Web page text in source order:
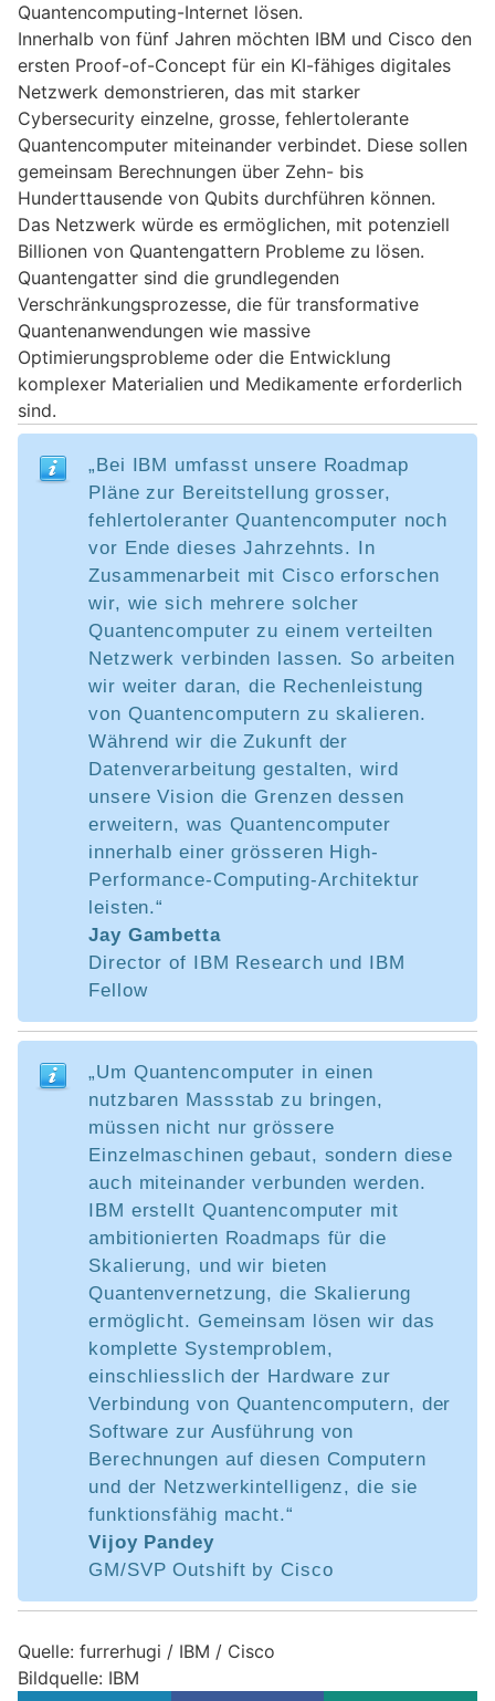
Quantencomputing-Internet lösen.
Innerhalb von fünf Jahren möchten IBM und Cisco den
ersten Proof-of-Concept für ein KI-fähiges digitales
Netzwerk demonstrieren, das mit starker
Cybersecurity einzelne, grosse, fehlertolerante
Quantencomputer miteinander verbindet. Diese sollen
gemeinsam Berechnungen über Zehn- bis
Hunderttausende von Qubits durchführen können.
Das Netzwerk würde es ermöglichen, mit potenziell
Billionen von Quantengattern Probleme zu lösen.
Quantengatter sind die grundlegenden
Verschränkungsprozesse, die für transformative
Quantenanwendungen wie massive
Optimierungsprobleme oder die Entwicklung
komplexer Materialien und Medikamente erforderlich
sind.
„Bei IBM umfasst unsere Roadmap
Pläne zur Bereitstellung grosser,
fehlertoleranter Quantencomputer noch
vor Ende dieses Jahrzehnts. In
Zusammenarbeit mit Cisco erforschen
wir, wie sich mehrere solcher
Quantencomputer zu einem verteilten
Netzwerk verbinden lassen. So arbeiten
wir weiter daran, die Rechenleistung
von Quantencomputern zu skalieren.
Während wir die Zukunft der
Datenverarbeitung gestalten, wird
unsere Vision die Grenzen dessen
erweitern, was Quantencomputer
innerhalb einer grösseren High-
Performance-Computing-Architektur
leisten.“
Jay Gambetta
Director of IBM Research und IBM
Fellow
„Um Quantencomputer in einen
nutzbaren Massstab zu bringen,
müssen nicht nur grössere
Einzelmaschinen gebaut, sondern diese
auch miteinander verbunden werden.
IBM erstellt Quantencomputer mit
ambitionierten Roadmaps für die
Skalierung, und wir bieten
Quantenvernetzung, die Skalierung
ermöglicht. Gemeinsam lösen wir das
komplette Systemproblem,
einschliesslich der Hardware zur
Verbindung von Quantencomputern, der
Software zur Ausführung von
Berechnungen auf diesen Computern
und der Netzwerkintelligenz, die sie
funktionsfähig macht.“
Vijoy Pandey
GM/SVP Outshift by Cisco
Quelle: furrerhugi / IBM / Cisco
Bildquelle: IBM